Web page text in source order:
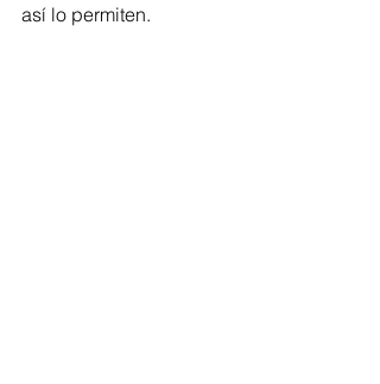
así lo permiten.